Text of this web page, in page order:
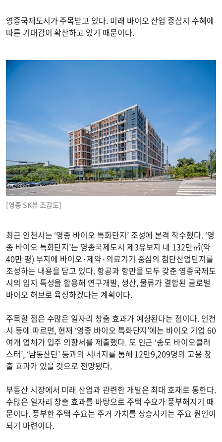
영종국제도시가 주목받고 있다. 미래 바이오 산업 중심지 수혜에
따른 기대감이 확산하고 있기 때문이다.
[영종 SK뷰 조감도]
최근 인천시는 ‘영종 바이오 특화단지’ 조성에 본격 착수했다. ‘영
종 바이오 특화단지’는 영종국제도시 제3유보지 내 132만㎡(약
40만 평) 부지에 바이오·제약·의료기기 중심의 첨단산업단지를
조성하는 내용을 담고 있다. 항공과 항만을 모두 갖춘 영종국제도
시의 입지 특성을 활용해 연구개발, 생산, 물류가 결합된 글로벌
바이오 허브로 육성하겠다는 계획이다.
주목할 점은 수많은 일자리 창출 효과가 예상된다는 점이다. 인천
시 등에 따르면, 현재 ‘영종 바이오 특화단지’에는 바이오 기업 60
여개 업체가 입주 의향서를 제출했다. 또 인근 ‘송도 바이오클러
스터’, ‘남동산단’ 등과의 시너지를 통해 12만9,209명의 고용 창
출 효과가 있을 것으로 전망됐다.
부동산 시장에서 미래 산업과 관련한 개발은 최대 호재로 통한다.
수많은 일자리 창출 효과를 바탕으로 주택 수요가 풍부해지기 때
문이다. 풍부한 주택 수요는 주거 가치를 상승시키는 주요 원인이
되기 마련이다.